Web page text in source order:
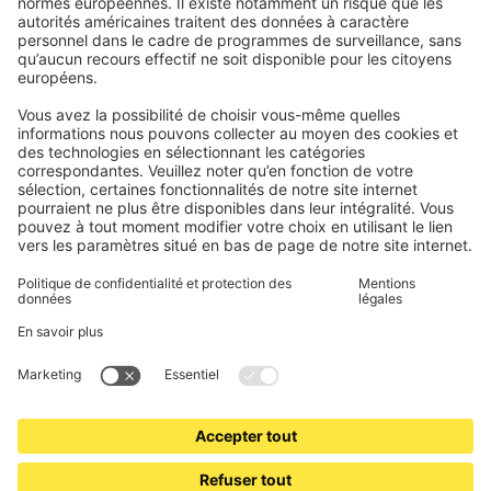
Stores bannes
Maison connectée
Électronique et radio
Conditions des bons d'achat
Consignes de sécurité
Enregistrements
Informations obligatoires pour les consommateurs
Modes de paiement
Partenaires d'expédition
Politique de confidentialité et protection des données
Informations sur l’élimination des piles et équipements
Conditions de garantie
Paramètres des cookies
Déclaration d'accessibilité
www.jalousiescout.de www.jalousiescout.at
www.domondo.es